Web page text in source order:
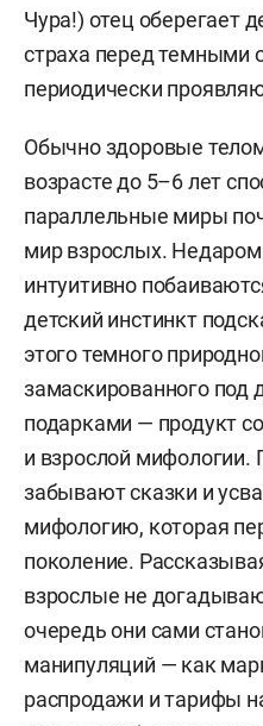
Чура!) отец оберегает
страха перед темными
периодически
Обычно здоровые
возрасте до 5–6 лет
параллельные миры
мир взрослых. Недаром
интуитивно
детский инстинкт
этого темного
замаскированного под
подарками — продукт
и взрослой мифологии.
забывают сказки и
мифологию, которая
поколение.
взрослые не
очередь они сами
манипуляций — как
распродажи и тарифы